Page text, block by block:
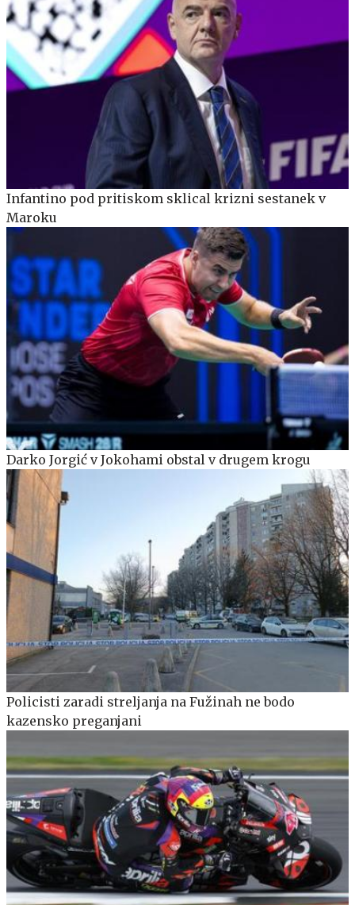
Infantino pod pritiskom sklical krizni sestanek v
Maroku
Darko Jorgić v Jokohami obstal v drugem krogu
Policisti zaradi streljanja na Fužinah ne bodo
kazensko preganjani